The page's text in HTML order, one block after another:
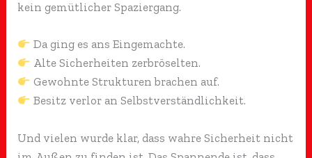
kein gemütlicher Spaziergang.
Da ging es ans Eingemachte.
Alte Sicherheiten zerbröselten.
Gewohnte Strukturen brachen auf.
Besitz verlor an Selbstverständlichkeit.
Und vielen wurde klar, dass wahre Sicherheit nicht